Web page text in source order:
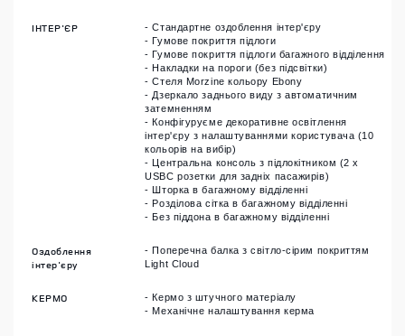
ІНТЕР'ЄР
- Стандартне оздоблення інтер'єру
- Гумове покриття підлоги
- Гумове покриття підлоги багажного відділення
- Накладки на пороги (без підсвітки)
- Стеля Morzine кольору Ebony
- Дзеркало заднього виду з автоматичним
затемненням
- Конфігуруєме декоративне освітлення
інтер'єру з налаштуваннями користувача (10
кольорів на вибір)
- Центральна консоль з підлокітником (2 x
USBC розетки для задніх пасажирів)
- Шторка в багажному відділенні
- Розділова сітка в багажному відділенні
- Без піддона в багажному відділенні
Оздоблення
інтер'єру
- Поперечна балка з світло-сірим покриттям
Light Cloud
КЕРМО
- Кермо з штучного матеріалу
- Механічне налаштування керма